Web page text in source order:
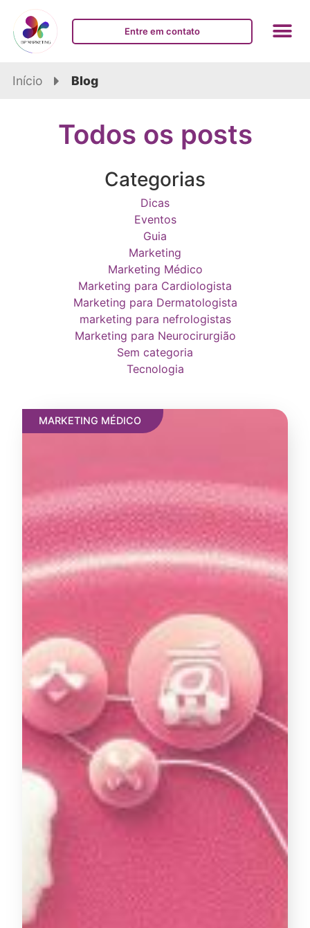
Entre em contato
Início Blog
Todos os posts
Categorias
Dicas
Eventos
Guia
Marketing
Marketing Médico
Marketing para Cardiologista
Marketing para Dermatologista
marketing para nefrologistas
Marketing para Neurocirurgião
Sem categoria
Tecnologia
MARKETING MÉDICO